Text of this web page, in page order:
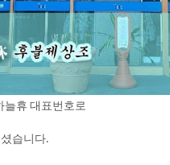
늘휴 대표번호로
습니다.